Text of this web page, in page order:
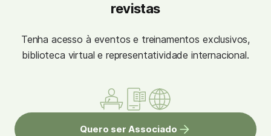
revistas
Tenha acesso à eventos e treinamentos exclusivos,
biblioteca virtual e representatividade internacional.
Quero ser Associado